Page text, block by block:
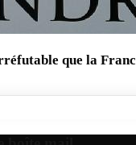
que la